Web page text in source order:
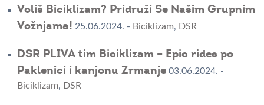
Voliš Biciklizam? Pridruži Se Našim Grupnim
Vožnjama! 25.06.2024. - Biciklizam, DSR
DSR PLIVA tim Biciklizam – Epic rides po
Paklenici i kanjonu Zrmanje 03.06.2024. -
Biciklizam, DSR